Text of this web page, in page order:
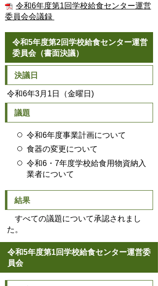
令和6年度第1回学校給食センター運営
委員会会議録
令和5年度第2回学校給食センター運営
委員会（書面決議）
決議日
令和6年3月1日（金曜日)
議題
令和6年度事業計画について
食器の変更について
令和6・7年度学校給食用物資納入
業者について
結果
すべての議題について承認されまし
た。
令和5年度第1回学校給食センター運営委
員会